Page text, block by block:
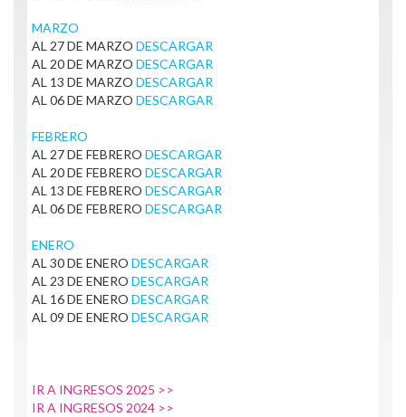
MARZO
AL 27 DE MARZO DESCARGAR
AL 20 DE MARZO DESCARGAR
AL 13 DE MARZO DESCARGAR
AL 06 DE MARZO DESCARGAR
FEBRERO
AL 27 DE FEBRERO DESCARGAR
AL 20 DE FEBRERO DESCARGAR
AL 13 DE FEBRERO DESCARGAR
AL 06 DE FEBRERO DESCARGAR
ENERO
AL 30 DE ENERO DESCARGAR
AL 23 DE ENERO DESCARGAR
AL 16 DE ENERO DESCARGAR
AL 09 DE ENERO DESCARGAR
IR A INGRESOS 2025 >>
IR A INGRESOS 2024 >>